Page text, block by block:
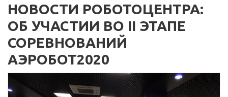
НОВОСТИ РОБОТОЦЕНТРА:
ОБ УЧАСТИИ ВО II ЭТАПЕ
СОРЕВНОВАНИЙ
АЭРОБОТ2020